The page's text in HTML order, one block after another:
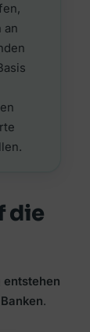
an
die
entstehen
.